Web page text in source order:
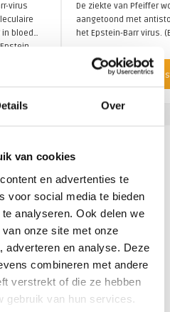
Over
van cookies
en advertenties te
voor social media te bieden
analyseren. Ook delen we
onze site met onze
adverteren en analyse. Deze
combineren met andere
verstrekt of die ze hebben
gebruik van hun services.
virus
in bloed
De ziekte van Pfeiffer
aangetoond met
het Epstein-Barr virus.
Product direct
doen over lab
gedaan. Als je vragen hebt,
->
denken dan graag met je